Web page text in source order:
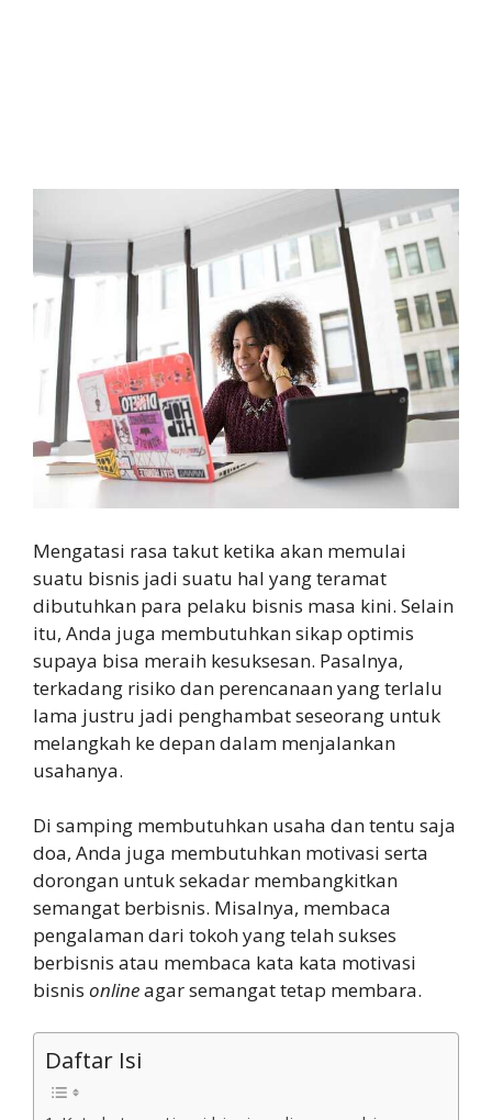
Mengatasi rasa takut ketika akan memulai
suatu bisnis jadi suatu hal yang teramat
dibutuhkan para pelaku bisnis masa kini. Selain
itu, Anda juga membutuhkan sikap optimis
supaya bisa meraih kesuksesan. Pasalnya,
terkadang risiko dan perencanaan yang terlalu
lama justru jadi penghambat seseorang untuk
melangkah ke depan dalam menjalankan
usahanya.
Di samping membutuhkan usaha dan tentu saja
doa, Anda juga membutuhkan motivasi serta
dorongan untuk sekadar membangkitkan
semangat berbisnis. Misalnya, membaca
pengalaman dari tokoh yang telah sukses
berbisnis atau membaca kata kata motivasi
bisnis onlineagar semangat tetap membara.
Daftar Isi